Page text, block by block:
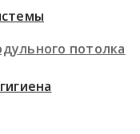
потолка